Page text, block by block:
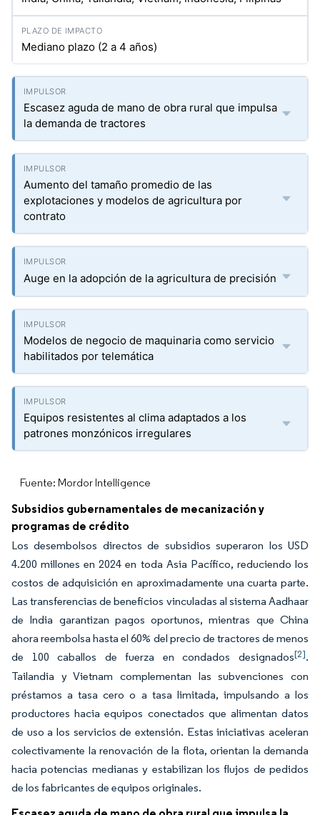
Mediano plazo (2 a 4 años)
Escasez aguda de mano de obra rural que impulsa
la demanda de tractores
Aumento del tamaño promedio de las
explotaciones y modelos de agricultura por
contrato
Auge en la adopción de la agricultura de precisión
Modelos de negocio de maquinaria como servicio
habilitados por telemática
Equipos resistentes al clima adaptados a los
patrones monzónicos irregulares
Fuente: Mordor Intelligence
Subsidios gubernamentales de mecanización y
programas de crédito
Los desembolsos directos de subsidios superaron los USD
4.200 millones en 2024 en toda Asia Pacífico, reduciendo los
costos de adquisición en aproximadamente una cuarta parte.
Las transferencias de beneficios vinculadas al sistema Aadhaar
de India garantizan pagos oportunos, mientras que China
ahora reembolsa hasta el 60% del precio de tractores de menos
de 100 caballos de fuerza en condados designados[2].
Tailandia y Vietnam complementan las subvenciones con
préstamos a tasa cero o a tasa limitada, impulsando a los
productores hacia equipos conectados que alimentan datos
de uso a los servicios de extensión. Estas iniciativas aceleran
colectivamente la renovación de la flota, orientan la demanda
hacia potencias medianas y estabilizan los flujos de pedidos
de los fabricantes de equipos originales.